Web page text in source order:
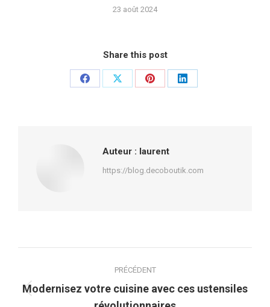
23 août 2024
Share this post
PartagerPartagerPartagerPartager
Auteur : laurent
https://blog.decoboutik.com
article
PRÉCÉDENT
Article
Modernisez votre cuisine avec ces ustensiles